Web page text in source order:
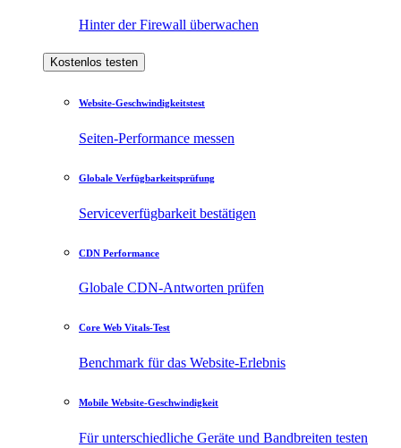
Hinter der Firewall überwachen
Kostenlos testen
Website-Geschwindigkeitstest
Seiten-Performance messen
Globale Verfügbarkeitsprüfung
Serviceverfügbarkeit bestätigen
CDN Performance
Globale CDN-Antworten prüfen
Core Web Vitals-Test
Benchmark für das Website-Erlebnis
Mobile Website-Geschwindigkeit
Für unterschiedliche Geräte und Bandbreiten testen